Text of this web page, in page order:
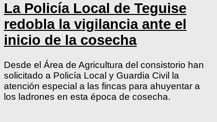
La Policía Local de Teguise
redobla la vigilancia ante el
inicio de la cosecha
Desde el Área de Agricultura del consistorio han
solicitado a Policía Local y Guardia Civil la
atención especial a las fincas para ahuyentar a
los ladrones en esta época de cosecha.